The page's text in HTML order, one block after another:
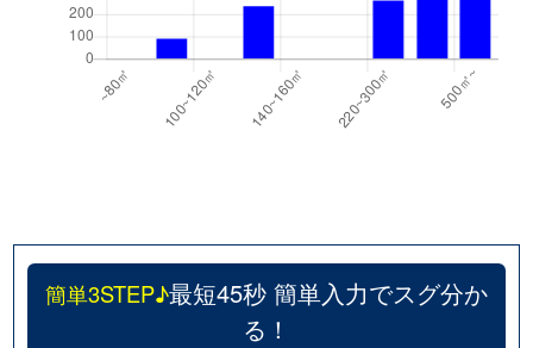
簡単3STEP♪最短45秒 簡単入力でスグ分か
る！